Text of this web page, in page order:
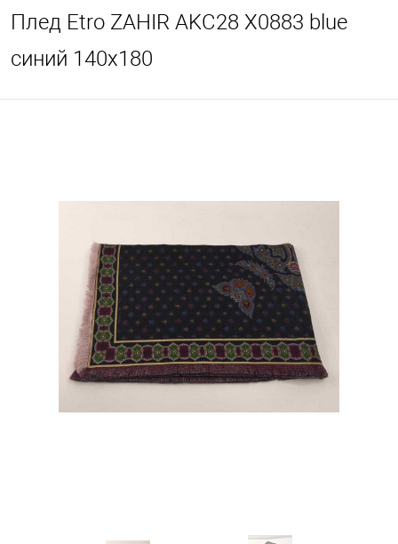
Плед Etro ZAHIR AKC28 X0883 blue
синий 140x180